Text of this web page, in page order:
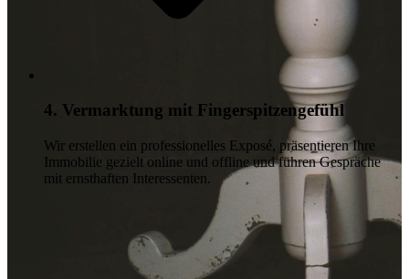
4. Vermarktung mit Fingerspitzengefühl
Wir erstellen ein professionelles Exposé, präsentieren Ihre
Immobilie gezielt online und offline und führen Gespräche
mit ernsthaften Interessenten.